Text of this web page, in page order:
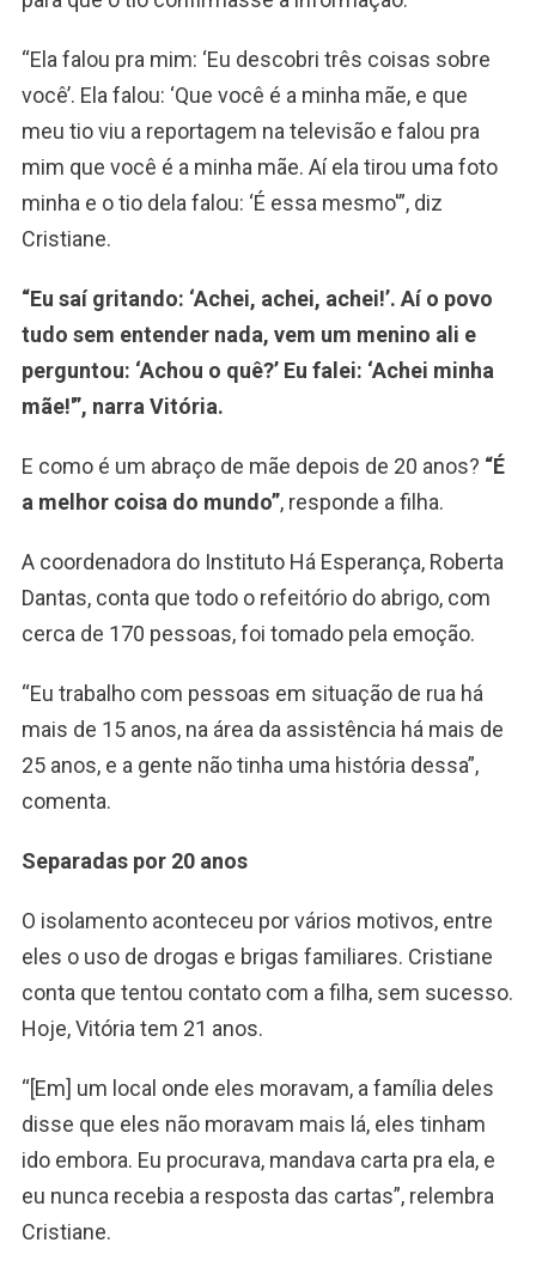
“Ela falou pra mim: ‘Eu descobri três coisas sobre
você’. Ela falou: ‘Que você é a minha mãe, e que
meu tio viu a reportagem na televisão e falou pra
mim que você é a minha mãe. Aí ela tirou uma foto
minha e o tio dela falou: ‘É essa mesmo'”, diz
Cristiane.
“Eu saí gritando: ‘Achei, achei, achei!’. Aí o povo
tudo sem entender nada, vem um menino ali e
perguntou: ‘Achou o quê?’ Eu falei: ‘Achei minha
mãe!'”, narra Vitória.
E como é um abraço de mãe depois de 20 anos? “É
a melhor coisa do mundo”, responde a filha.
A coordenadora do Instituto Há Esperança, Roberta
Dantas, conta que todo o refeitório do abrigo, com
cerca de 170 pessoas, foi tomado pela emoção.
“Eu trabalho com pessoas em situação de rua há
mais de 15 anos, na área da assistência há mais de
25 anos, e a gente não tinha uma história dessa”,
comenta.
Separadas por 20 anos
O isolamento aconteceu por vários motivos, entre
eles o uso de drogas e brigas familiares. Cristiane
conta que tentou contato com a filha, sem sucesso.
Hoje, Vitória tem 21 anos.
“[Em] um local onde eles moravam, a família deles
disse que eles não moravam mais lá, eles tinham
ido embora. Eu procurava, mandava carta pra ela, e
eu nunca recebia a resposta das cartas”, relembra
Cristiane.